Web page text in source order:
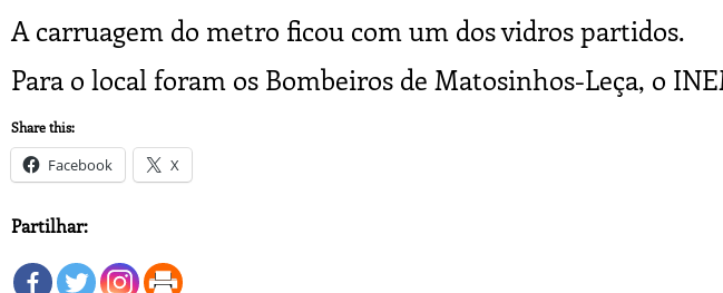
A carruagem do metro ficou com um dos vidros partidos.
Para o local foram os Bombeiros de Matosinhos-Leça, o
Share this:
Facebook X
Partilhar: